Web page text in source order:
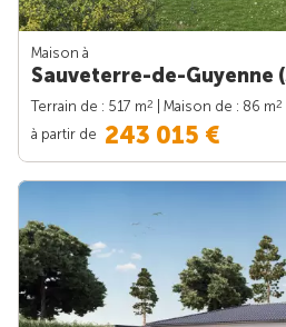
Maison à
Sauveterre-de-Guyenne
Terrain de : 517 m2 | Maison de : 86 m2
à partir de 243 015 €